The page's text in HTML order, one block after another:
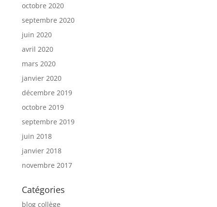
octobre 2020
septembre 2020
juin 2020
avril 2020
mars 2020
janvier 2020
décembre 2019
octobre 2019
septembre 2019
juin 2018
janvier 2018
novembre 2017
Catégories
blog collège